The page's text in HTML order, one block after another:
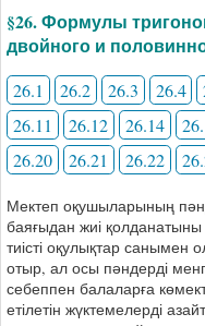
§26. Формулы
двойного и
26.1 26.2 26.3 26.4
26.11
26.12 26.14
26.20
26.21 26.22
Мектеп оқушыларының
баяғыдан жиі
тиісті оқулықтар санымен
отыр, ал осы пәндерді
себеппен балаларға
етілетін жүктемелерді